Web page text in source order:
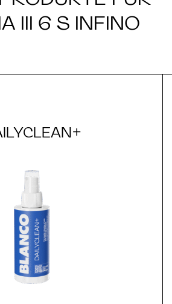
III 6 S INFINO